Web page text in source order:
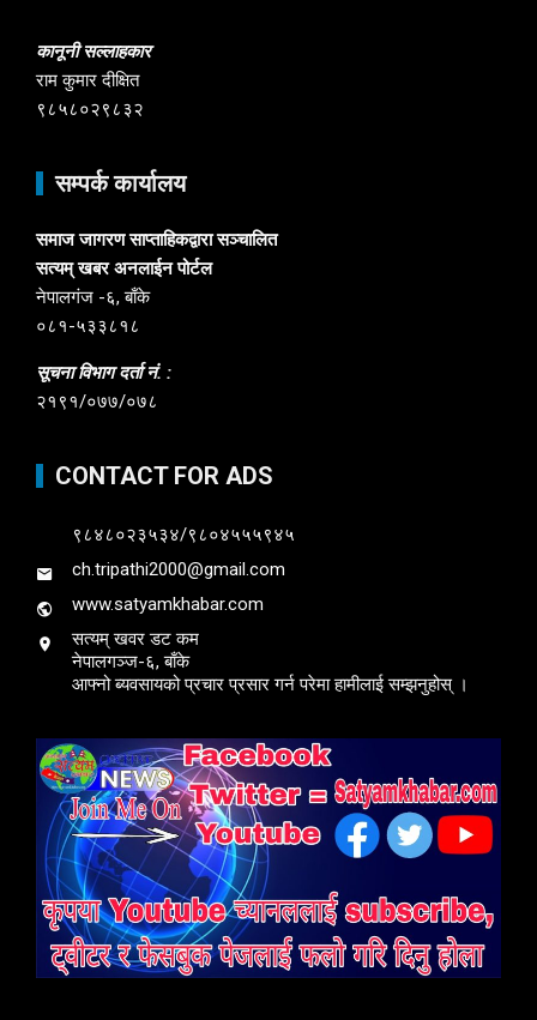
कानूनी सल्लाहकार
राम कुमार दीक्षित
९८५८०२९८३२
सम्पर्क कार्यालय
समाज जागरण साप्ताहिकद्वारा सञ्चालित
सत्यम् खबर अनलाईन पोर्टल
नेपालगंज -६, बाँके
०८१-५३३८१८
सूचना विभाग दर्ता नं. :
२१९१/०७७/०७८
CONTACT FOR ADS
९८४८०२३५३४/९८०४५५५९४५
ch.tripathi2000@gmail.com
www.satyamkhabar.com
सत्यम् खवर डट कम
नेपालगञ्ज-६, बाँके
आफ्नो ब्यवसायको प्रचार प्रसार गर्न परेमा हामीलाई सम्झनुहोस् ।